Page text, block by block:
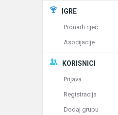
IGRE
Pronađi riječ
Asocijacije
KORISNICI
Prijava
Registracija
Dodaj grupu